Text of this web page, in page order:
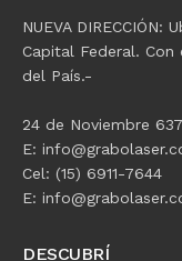
NUEVA
Capital Federal. Con
del País.-
24 de Noviembre
E:
Cel: (15) 6911-7644
E:
DESCUBRÍ